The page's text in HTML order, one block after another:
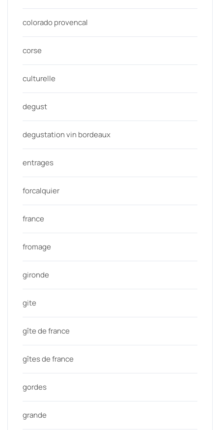
colorado provencal
corse
culturelle
degust
degustation vin bordeaux
entrages
forcalquier
france
fromage
gironde
gite
gîte de france
gîtes de france
gordes
grande